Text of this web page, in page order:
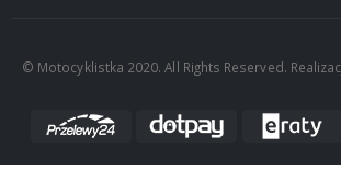
© Motocyklistka 2020. All Rights Reserved.